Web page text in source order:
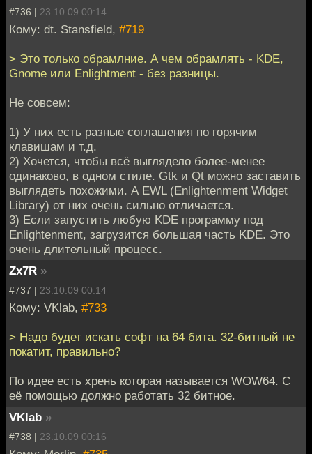
#736 | 23.10.09 00:14
Кому: dt. Stansfield, #719
> Это только обрамлние. А чем обрамлять - KDE,
Gnome или Enlightment - без разницы.
Не совсем:
1) У них есть разные соглашения по горячим
клавишам и т.д.
2) Хочется, чтобы всё выглядело более-менее
одинаково, в одном стиле. Gtk и Qt можно заставить
выглядеть похожими. А EWL (Enlightenment Widget
Library) от них очень сильно отличается.
3) Если запустить любую KDE программу под
Enlightenment, загрузится большая часть KDE. Это
очень длительный процесс.
Zx7R »
#737 | 23.10.09 00:14
Кому: VKlab, #733
> Надо будет искать софт на 64 бита. 32-битный не
покатит, правильно?
По идее есть хрень которая называется WOW64. C
её помощью должно работать 32 битное.
VKlab »
#738 | 23.10.09 00:16